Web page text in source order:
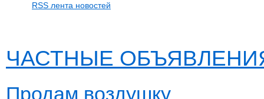
RSS лента новостей
ЧАСТНЫЕ
Продам воздушку